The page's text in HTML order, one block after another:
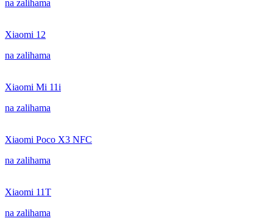
na zalihama
Xiaomi 12
na zalihama
Xiaomi Mi 11i
na zalihama
Xiaomi Poco X3 NFC
na zalihama
Xiaomi 11T
na zalihama